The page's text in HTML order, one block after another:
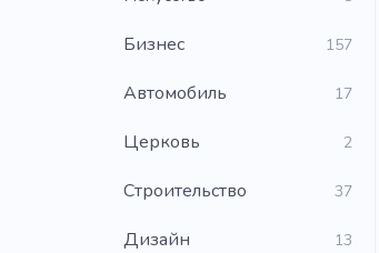
Бизнес 157
Автомобиль 17
Церковь 2
Строительство 37
Дизайн 13